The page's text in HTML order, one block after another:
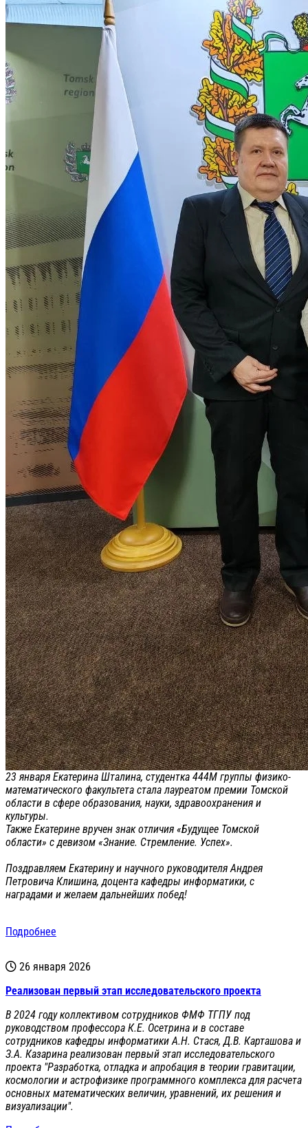
23 января Екатерина Шталина, студентка 444М группы физико-
математического факультета стала лауреатом премии Томской
области в сфере образования, науки, здравоохранения и
культуры.
Также Екатерине вручен знак отличия «Будущее Томской
области» с девизом «Знание. Стремление. Успех».
Поздравляем Екатерину и научного руководителя Андрея
Петровича Клишина, доцента кафедры информатики, с
наградами и желаем дальнейших побед!
Подробнее
26 января 2026
Реализован первый этап исследовательского проекта
В 2024 году коллективом сотрудников ФМФ ТГПУ под
руководством профессора К.Е. Осетрина и в составе
сотрудников кафедры информатики А.Н. Стася, Д.В. Карташова и
З.А. Казарина реализован первый этап исследовательского
проекта "Разработка, отладка и апробация в теории гравитации,
космологии и астрофизике программного комплекса для расчета
основных математических величин, уравнений, их решения и
визуализации".